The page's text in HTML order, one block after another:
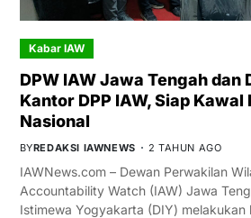
Kabar IAW
DPW IAW Jawa Tengah dan
Kantor DPP IAW, Siap Kawal
Nasional
BYREDAKSI IAWNEWS 2 TAHUN AGO
IAWNews.com – Dewan Perwakilan
Accountability Watch (IAW) Jawa
Istimewa Yogyakarta (DIY)